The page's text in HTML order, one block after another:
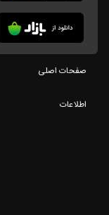
صفحات اصلی
اطلاعات